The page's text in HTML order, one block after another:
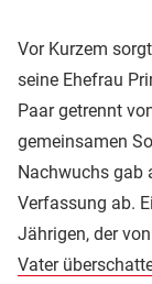
Vor Kurzem
seine Ehefrau
Paar getrennt
gemeinsamen
Nachwuchs gab
Verfassung ab.
Jährigen, der
Vater